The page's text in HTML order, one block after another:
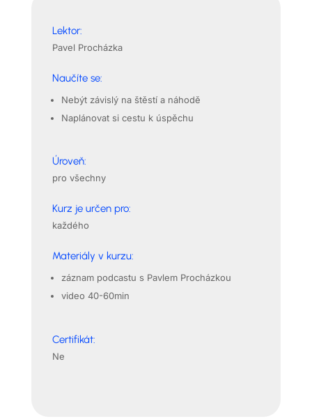
Lektor:
Pavel Procházka
Naučíte se:
Nebýt závislý na štěstí a náhodě
Naplánovat si cestu k úspěchu
Úroveň:
pro všechny
Kurz je určen pro:
každého
Materiály v kurzu:
záznam podcastu s Pavlem Procházkou
video 40-60min
Certifikát:
Ne